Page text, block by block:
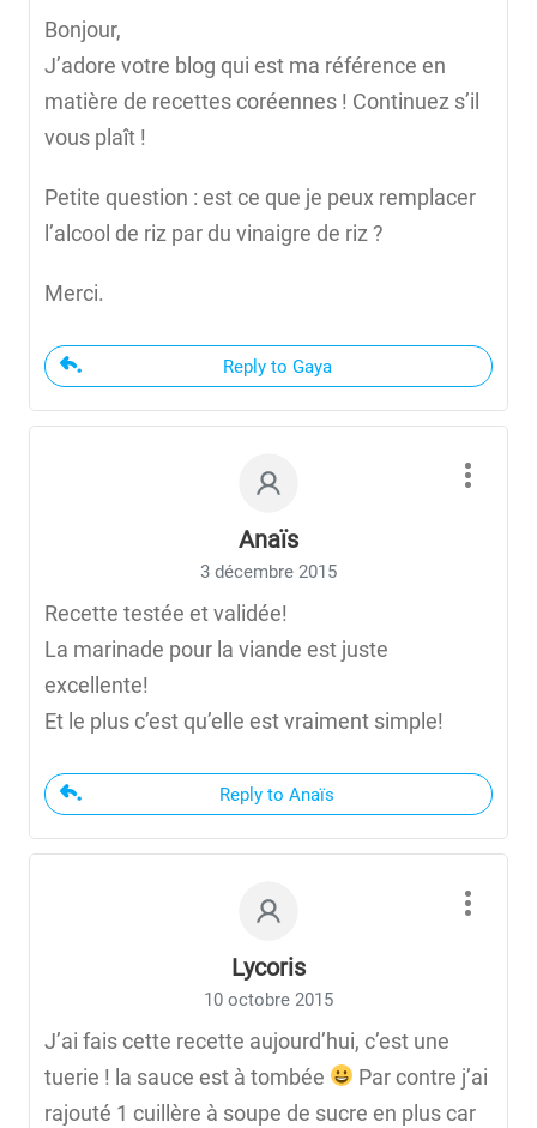
Bonjour,
J’adore votre blog qui est ma référence en
matière de recettes coréennes ! Continuez s’il
vous plaît !
Petite question : est ce que je peux remplacer
l’alcool de riz par du vinaigre de riz ?
Merci.
Reply to Gaya
Anaïs
3 décembre 2015
Recette testée et validée!
La marinade pour la viande est juste
excellente!
Et le plus c’est qu’elle est vraiment simple!
Reply to Anaïs
Lycoris
10 octobre 2015
J’ai fais cette recette aujourd’hui, c’est une
tuerie ! la sauce est à tombée
Par contre j’ai
rajouté 1 cuillère à soupe de sucre en plus car